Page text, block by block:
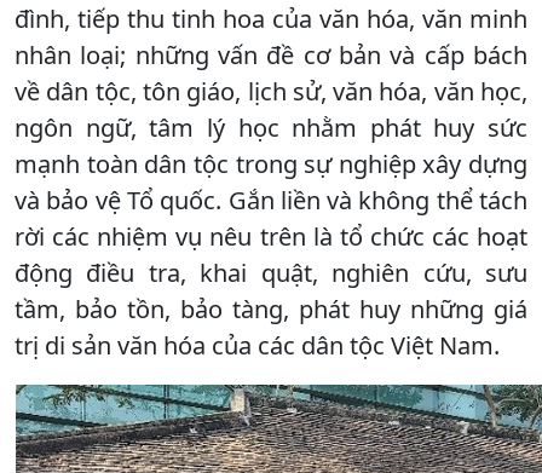
đình, tiếp thu tinh hoa của văn hóa, văn minh
nhân loại; những vấn đề cơ bản và cấp bách
về dân tộc, tôn giáo, lịch sử, văn hóa, văn học,
ngôn ngữ, tâm lý học nhằm phát huy sức
mạnh toàn dân tộc trong sự nghiệp xây dựng
và bảo vệ Tổ quốc. Gắn liền và không thể tách
rời các nhiệm vụ nêu trên là tổ chức các hoạt
động điều tra, khai quật, nghiên cứu, sưu
tầm, bảo tồn, bảo tàng, phát huy những giá
trị di sản văn hóa của các dân tộc Việt Nam.